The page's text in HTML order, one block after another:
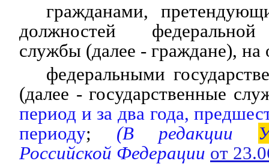
гражданами,
должностей федеральной
службы (далее - граждане), на
федеральными
(далее - государственные
период и за два года,
периоду; (В редакции
Российской Федерации от